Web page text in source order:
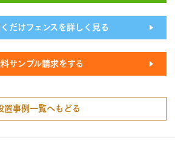
だけフェンスを詳しく見る
サンプル請求をする
置事例一覧へもどる